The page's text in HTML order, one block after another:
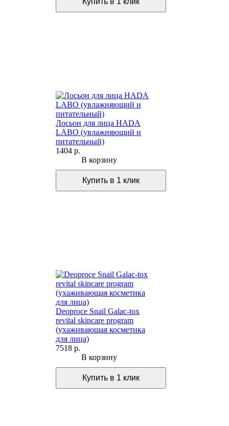
Лосьон для лица HADA
LABO (увлажняющий и
питательный)
1404 р.
В корзину
Deoproce Snail Galac-tox
revital skincare program
(ухаживающая косметика
для лица)
7518 р.
В корзину